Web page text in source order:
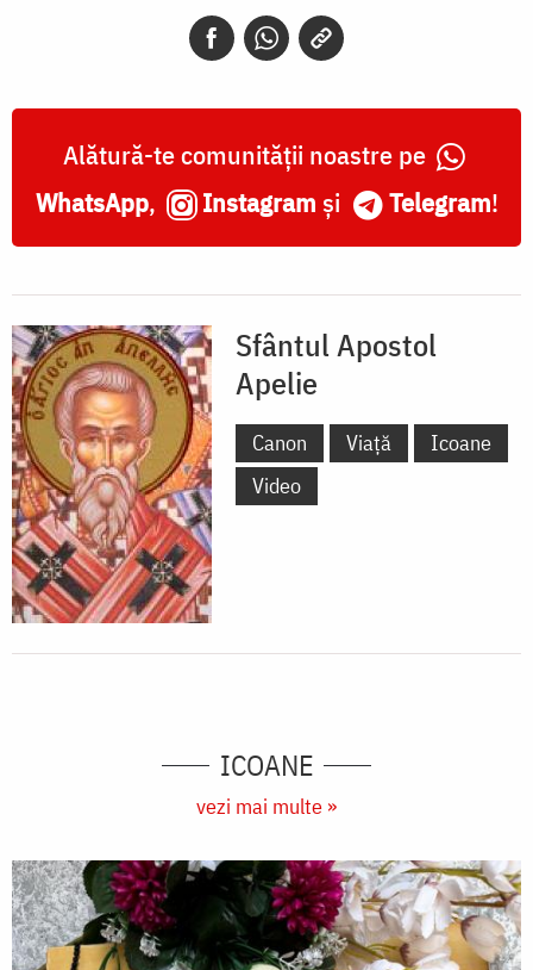
Alătură-te comunității noastre pe
WhatsApp, Instagram și Telegram!
Sfântul Apostol
Apelie
Canon Viață
Icoane
Video
ICOANE
vezi mai multe »